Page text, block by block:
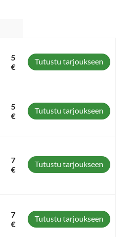
5
€
Tutustu tarjoukseen
5
€
Tutustu tarjoukseen
7
€
Tutustu tarjoukseen
7
€
Tutustu tarjoukseen